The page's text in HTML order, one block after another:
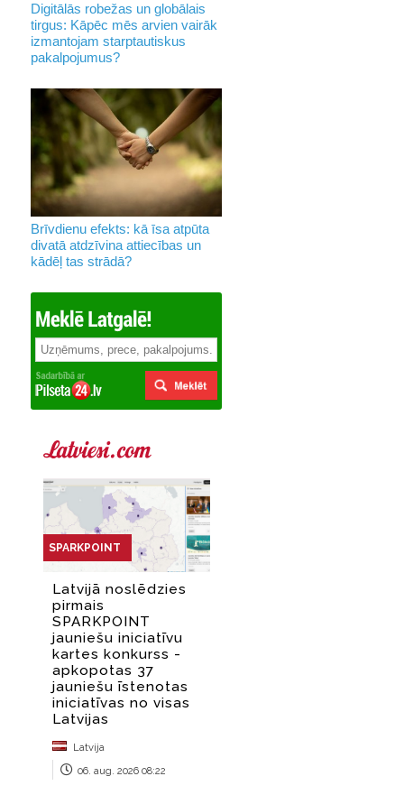
Digitālās robežas un globālais
tirgus: Kāpēc mēs arvien vairāk
izmantojam starptautiskus
pakalpojumus?
Brīvdienu efekts: kā īsa atpūta
divatā atdzīvina attiecības un
kādēļ tas strādā?